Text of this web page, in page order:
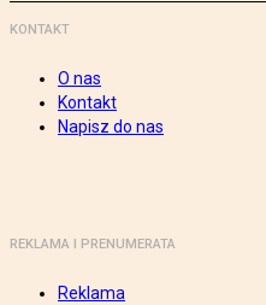
KONTAKT
O nas
Kontakt
Napisz do nas
REKLAMA I PRENUMERATA
Reklama